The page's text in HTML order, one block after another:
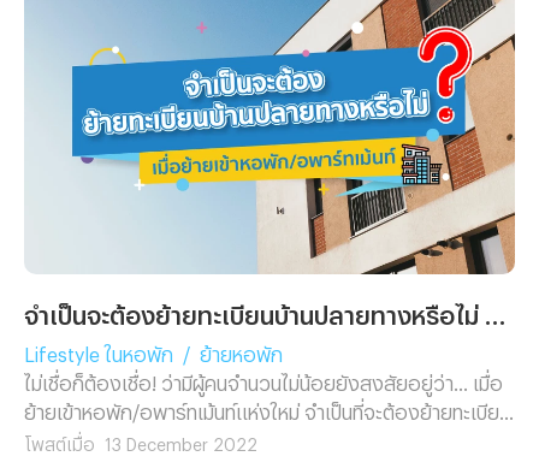
มีรายละเอียดอีกหลายอย่างที่ไม่ควรมองข้าม ซึ่งในบทความนี้
เราจะขอพาคุณไปสำรวจ 9 สิ่งที่ควรพิจารณาก่อนตัดสินใจ
เลือกเช่าหอพักอพาร์ทเม้นท์ เพื่อให้คุณได้แน่ใจว่าคุณจะได้ที่พัก
ที่ตรงใจและเหมาะกับ Lifestyle ของคุณมากที่สุด
Lifestyle ในหอพัก /
ย้ายหอพัก
ไม่เชื่อก็ต้องเชื่อ! ว่ามีผู้คนจำนวนไม่น้อยยังสงสัยอยู่ว่า... เมื่อ
ย้ายเข้าหอพัก/อพาร์ทเม้นท์แห่งใหม่ จำเป็นที่จะต้องย้ายทะเบียน
บ้านปลายทางหรือไม่ ? ซึ่งแม้ว่าคำถามนี้จะดูเป็นคำถามที่ง่ายๆ
โพสต์เมื่อ 13 December 2022